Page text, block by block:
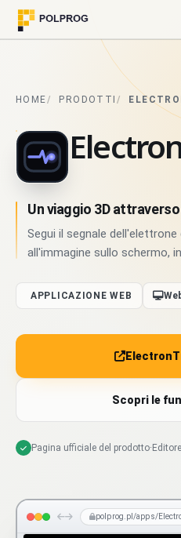
HOME PRODOTTI
Un viaggio 3D
Segui il segnale
all'immagine sullo schermo, in
APPLICAZIONE WEB
Scopri le
Pagina ufficiale del prodotto· Editore
polprog.pl/apps/